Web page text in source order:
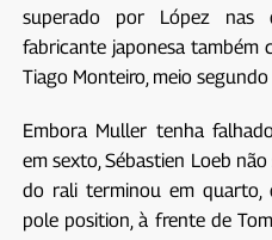
superado por López nas
fabricante japonesa também
Tiago Monteiro, meio
Embora Muller tenha
em sexto, Sébastien Loeb
do rali terminou em quarto,
pole position, à frente de